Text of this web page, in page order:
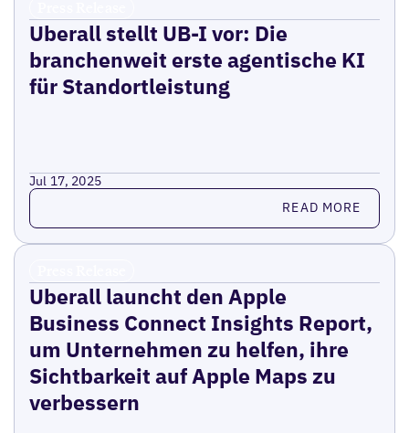
Uberall stellt UB-I vor: Die
branchenweit erste agentische KI
für Standortleistung
Jul 17, 2025
Read more READ MORE
Uberall launcht den Apple
Business Connect Insights Report,
um Unternehmen zu helfen, ihre
Sichtbarkeit auf Apple Maps zu
verbessern